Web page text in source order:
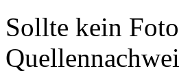
Sollte kein